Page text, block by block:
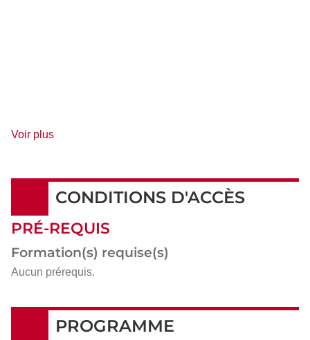
Voir plusde
CONDITIONS D'ACCÈS
PRÉ-REQUIS
Formation(s) requise(s)
Aucun prérequis.
PROGRAMME